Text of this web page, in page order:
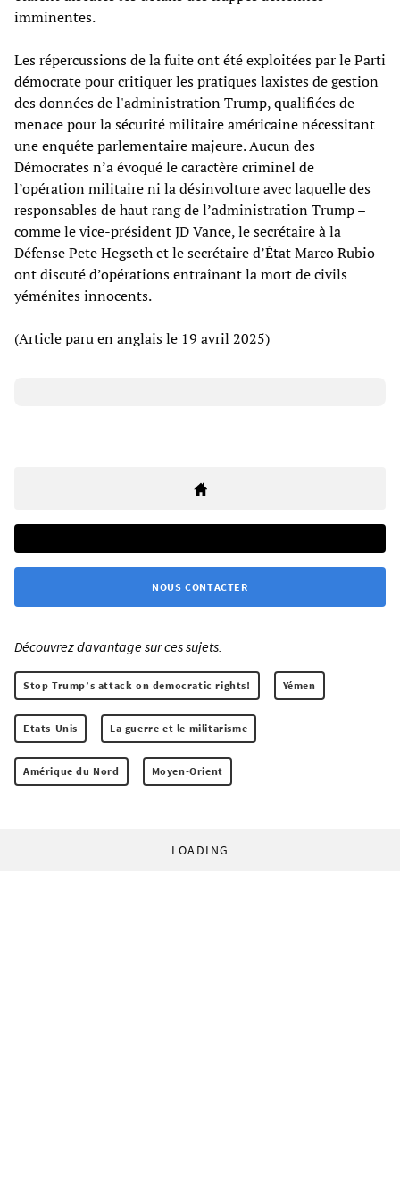
imminentes.
Les répercussions de la fuite ont été exploitées par le Parti
démocrate pour critiquer les pratiques laxistes de gestion
des données de l'administration Trump, qualifiées de
menace pour la sécurité militaire américaine nécessitant
une enquête parlementaire majeure. Aucun des
Démocrates n’a évoqué le caractère criminel de
l’opération militaire ni la désinvolture avec laquelle des
responsables de haut rang de l’administration Trump –
comme le vice-président JD Vance, le secrétaire à la
Défense Pete Hegseth et le secrétaire d’État Marco Rubio –
ont discuté d’opérations entraînant la mort de civils
yéménites innocents.
(Article paru en anglais le 19 avril 2025)
NOUS CONTACTER
Découvrez davantage sur ces sujets:
Stop Trump’s attack on democratic rights! Yémen
Etats-Unis La guerre et le militarisme
Amérique du Nord Moyen-Orient
LOADING